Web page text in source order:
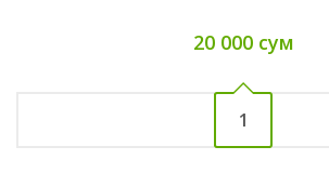
20 000 сум
1